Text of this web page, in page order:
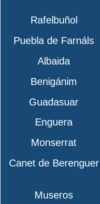
Rafelbuñol
Puebla de Farnáls
Albaida
Benigánim
Guadasuar
Enguera
Monserrat
Canet de Berenguer
Museros